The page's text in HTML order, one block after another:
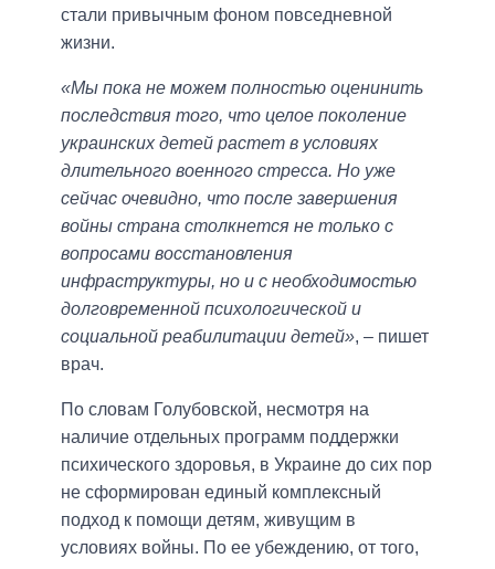
стали привычным фоном повседневной
жизни.
«Мы пока не можем полностью оценинить
последствия того, что целое поколение
украинских детей растет в условиях
длительного военного стресса. Но уже
сейчас очевидно, что после завершения
войны страна столкнется не только с
вопросами восстановления
инфраструктуры, но и с необходимостью
долговременной психологической и
социальной реабилитации детей», – пишет
врач.
По словам Голубовской, несмотря на
наличие отдельных программ поддержки
психического здоровья, в Украине до сих пор
не сформирован единый комплексный
подход к помощи детям, живущим в
условиях войны. По ее убеждению, от того,